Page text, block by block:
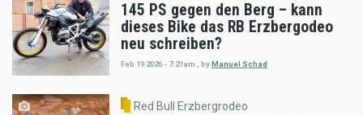
145 PS gegen den Berg – kann
dieses Bike das RB Erzbergodeo
neu schreiben?
Feb 19 2026 - 7:21am byManuel Schad
Red Bull Erzbergrodeo